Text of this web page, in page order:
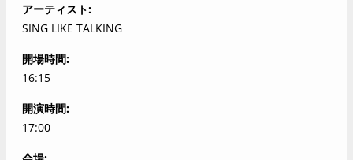
アーティスト
SING LIKE TALKING
開場時間
16:15
開演時間
17:00